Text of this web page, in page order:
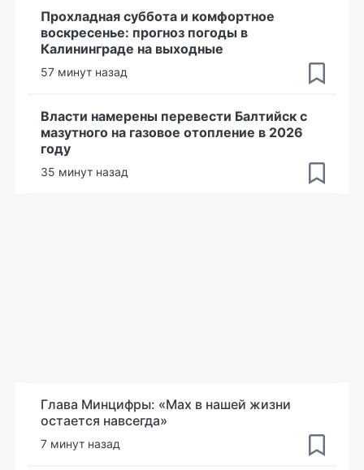
Прохладная суббота и комфортное
воскресенье: прогноз погоды в
Калининграде на выходные
57 минут назад
Власти намерены перевести Балтийск с
мазутного на газовое отопление в 2026
году
35 минут назад
Глава Минцифры: «Мах в нашей жизни
остается навсегда»
7 минут назад